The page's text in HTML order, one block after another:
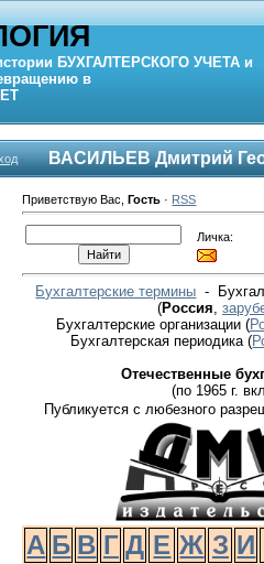
БУХГАЛТЕРСКОГО УЧЕТА и
в
ВАСИЛЬЕВ Дмитрий
Приветствую Вас ,Гость · RSS
Личка:
Бухгалтерские термины -
(Россия
Бухгалтерские организации (
Бухгалтерская периодика(
Отечественные
(по 1965 г.
Публикуется с любезного
А Б В Г Д Е Ж З И